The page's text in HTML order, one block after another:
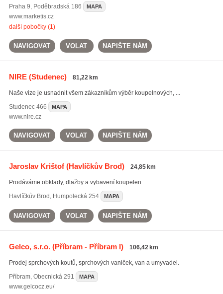
Praha 9, Poděbradská 186 MAPA
www.marketis.cz
další pobočky (1)
NAVIGOVAT VOLAT NAPIŠTE NÁM
NIRE(Studenec) 81,22 km
Naše vize je usnadnit všem zákazníkům výběr koupelnových, ...
Studenec466 MAPA
www.nire.cz
NAVIGOVAT VOLAT NAPIŠTE NÁM
Jaroslav Krištof(Havlíčkův Brod) 24,85 km
Prodáváme obklady, dlažby a vybavení koupelen.
Havlíčkův Brod , Humpolecká 254 MAPA
NAVIGOVAT VOLAT NAPIŠTE NÁM
Gelco, s.r.o.(Příbram - Příbram I) 106,42 km
Prodej sprchových koutů, sprchových vaniček, van a umyvadel.
Příbram, Obecnická 291 MAPA
www.gelcocz.eu/